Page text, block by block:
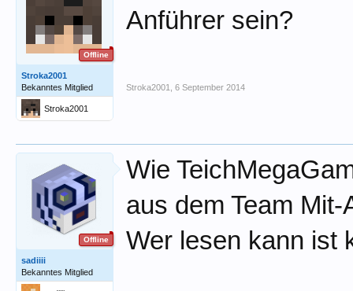
Offline
Stroka2001
Bekanntes Mitglied
Stroka2001
Anführer sein?
Stroka2001 6 September 2014
Offline
sadiiii
Bekanntes Mitglied
Wie
aus dem Team
Wer lesen kann ist